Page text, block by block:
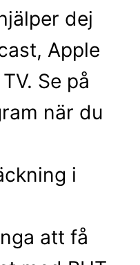
dej
Apple
Se på
när du
i
att få